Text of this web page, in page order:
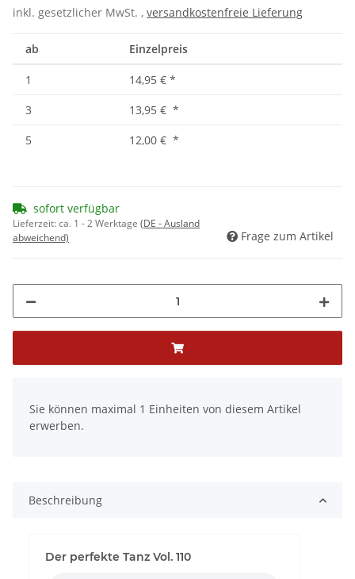
inkl. gesetzlicher MwSt. , versandkostenfreie Lieferung
ab Einzelpreis
1 14,95 € *
3
13,95 € *
5
12,00 € *
sofort verfügbar
Lieferzeit:ca. 1 - 2 Werktage (DE - Ausland
abweichend)
Frage zum Artikel
Sie können maximal 1 Einheiten von diesem Artikel
erwerben.
Beschreibung
Der perfekte Tanz Vol. 110